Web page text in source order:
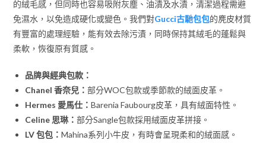
的絨毛感，但同時也容易吸附灰塵、油漬及水漬，清潔過程需避
免濕水，以免造成硬化或變色。我們對Gucci古馳包包的麂皮材質
有豐富的處理經驗，能有效去除污漬，同時保持其絨毛的蓬鬆與
柔軟，恢復原有質感。
品牌與經典包款：
Chanel 香奈兒：部分WOC包款或季節款的絨面皮革。
Hermes 愛馬仕：Barenia Faubourg皮革，具有絨面特性。
Celine 思琳：部分Sangle包款採用絨面皮革拼接。
LV 包包：Mahina系列小牛皮，有時會呈現柔和的絨面感。